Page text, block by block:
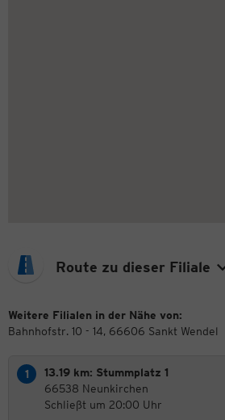
Route zu dieser Filiale
Weitere Filialen in der Nähe von:
Bahnhofstr. 10 - 14, 66606 Sankt Wendel
13.19 km: Stummplatz 1
66538 Neunkirchen
Schließt um 20:00 Uhr